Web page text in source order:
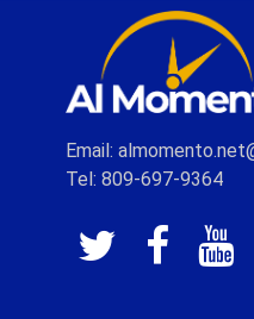
Email:
Tel: 809-697-9364